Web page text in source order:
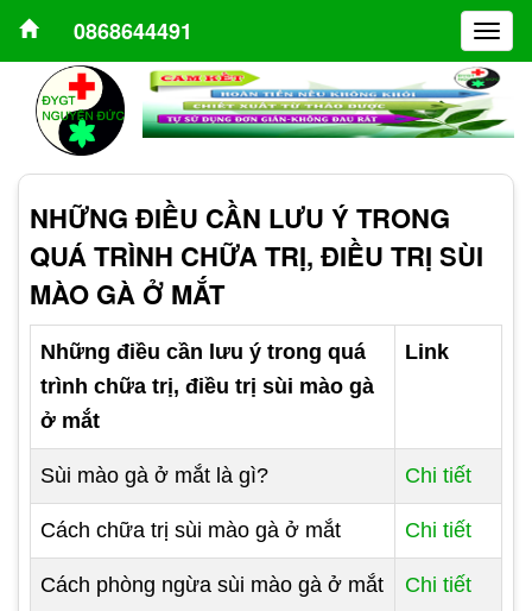
0868644491
NHỮNG ĐIỀU CẦN LƯU Ý TRONG
QUÁ TRÌNH CHỮA TRỊ, ĐIỀU TRỊ SÙI
MÀO GÀ Ở MẮT
Những điều cần lưu ý trong quá
trình chữa trị, điều trị sùi mào gà
ở mắt
Link
Sùi mào gà ở mắt là gì? Chi tiết
Cách chữa trị sùi mào gà ở mắt Chi tiết
Cách phòng ngừa sùi mào gà ở mắt Chi tiết